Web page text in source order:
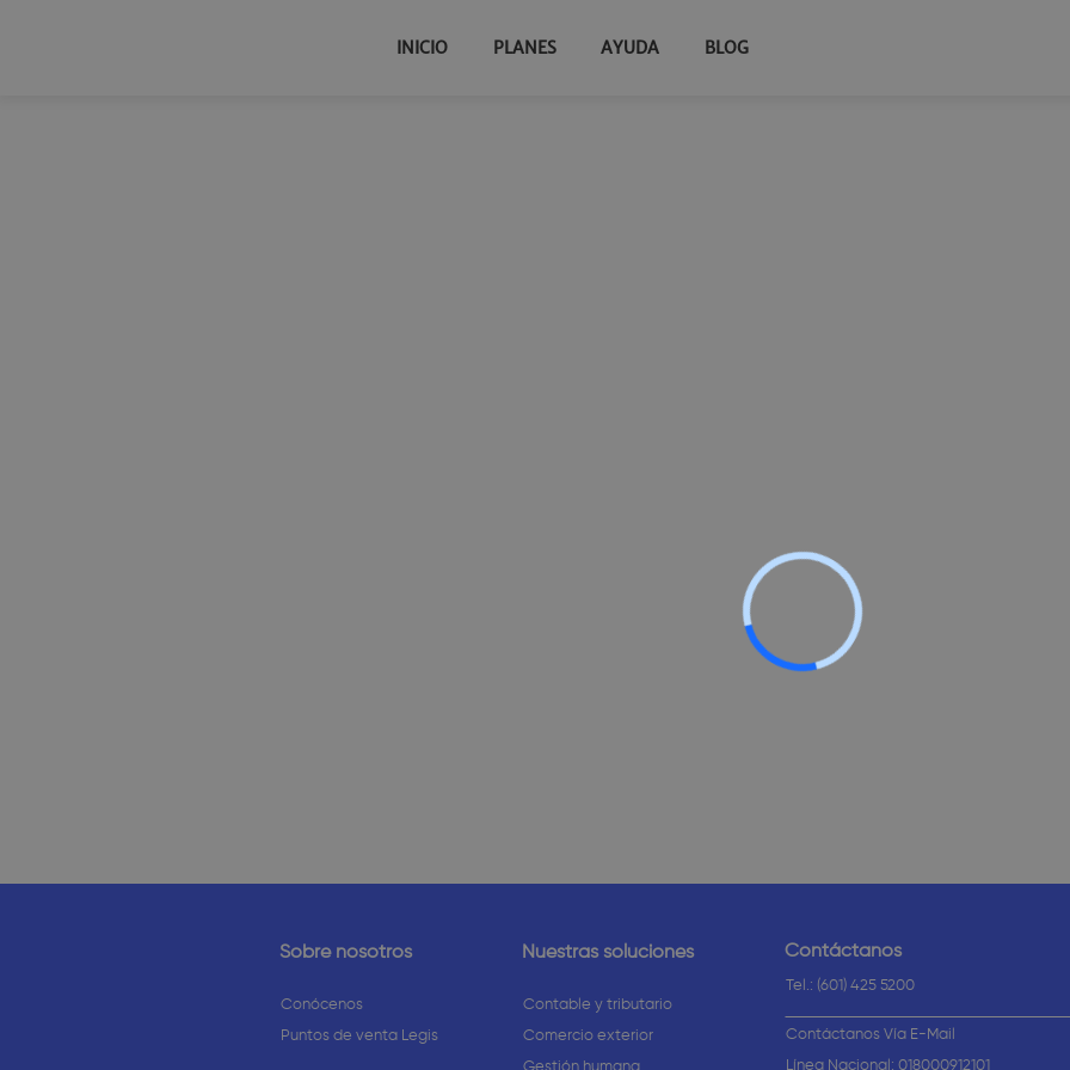
INICIO PLANES AYUDA BLOG
Sobre nosotros
Conócenos
Puntos de venta Legis
Nuestras soluciones
Contable y tributario
Comercio exterior
Contáctanos
Tel.: (601) 425 5200
Contáctanos Vía E-Mail
Línea Nacional: 018000912101